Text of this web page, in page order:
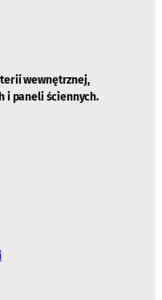
wewnętrznej,
i paneli ściennych.